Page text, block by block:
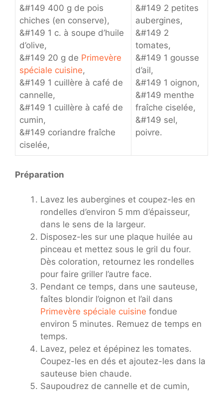
&#149 400 g de pois
chiches (en conserve),
&#149 1 c. à soupe d’huile
d’olive,
&#149 20 g de Primevère
spéciale cuisine,
&#149 1 cuillère à café de
cannelle,
&#149 1 cuillère à café de
cumin,
&#149 coriandre fraîche
ciselée,
&#149 2 petites
aubergines,
&#149 2
tomates,
&#149 1 gousse
d’ail,
&#149 1 oignon,
&#149 menthe
fraîche ciselée,
&#149 sel,
poivre.
Préparation
Lavez les aubergines et coupez-les en
rondelles d’environ 5 mm d’épaisseur,
dans le sens de la largeur.
Disposez-les sur une plaque huilée au
pinceau et mettez sous le gril du four.
Dès coloration, retournez les rondelles
pour faire griller l’autre face.
Pendant ce temps, dans une sauteuse,
faîtes blondir l’oignon et l’ail dans
Primevère spéciale cuisine fondue
environ 5 minutes. Remuez de temps en
temps.
Lavez, pelez et épépinez les tomates.
Coupez-les en dés et ajoutez-les dans la
sauteuse bien chaude.
Saupoudrez de cannelle et de cumin,